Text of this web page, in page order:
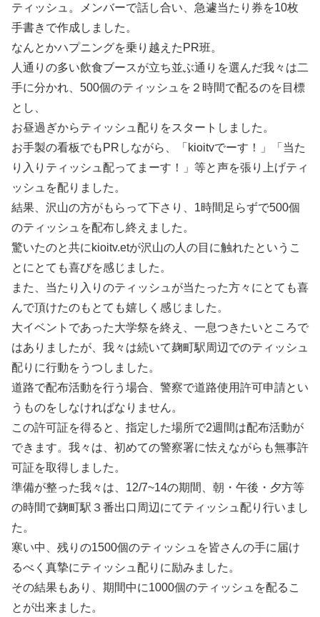
ティッシュ。メンバーで話し合い、急遽当たり券を10枚
手書きで作成しました。
なんとかハプニングを乗り越えたPR班。
人通りの多い飲食ブースが立ち並ぶ通りを選んだ我々は二
手に分かれ、500個のティッシュを２時間で配るのを目標
とし、
お昼過ぎからティッシュ配りをスタートしました。
お手製の看板でもPRしながら、「kioitvでーす！」「当た
り入りティッシュ配ってまーす！」等と声を張り上げティ
ッシュを配りました。
結果、沢山の方がもらって下さり、1時間足らずで500個
のティッシュを配布し終えました。
驚いたのと共にkioitv.etが沢山の人の目に触れたというこ
とにとても喜びを感じました。
また、当たり入りのティッシュが当たった方々にとても喜
んで頂けたのもとても嬉しく感じました。
大イベントであった大学祭を終え、一息つきたいところで
はありましたが、我々は続いて麹町駅周辺でのティッシュ
配りに行動をうつしました。
道路で配布活動を行う場合、警察で道路使用許可申請とい
うものをしなければなりません。
この許可証を得ると、指定した場所で2週間は配布活動が
できます。我々は、初めての警察署に怯えながらも無事許
可証を取得しました。
準備が整った我々は、12/7~14の期間、朝・午後・夕方等
の時間で麹町駅３番出口周辺にてティッシュ配り行いまし
た。
寒い中、残りの1500個のティッシュを皆さんの手に届け
るべく真摯にティッシュ配りに励みました。
その結果もあり、期間中に1000個のティッシュを配るこ
とが出来ました。